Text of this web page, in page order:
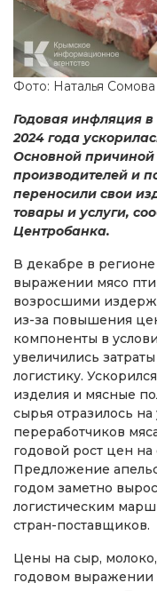
Фото: Наталья Сомова
Годовая инфляция
2024 года
Основной
производителей и
переносили свои
товары и услуги,
Центробанка.
В декабре в
выражении мясо
возросшими
из-за повышения
компоненты в
увеличились
логистику.
изделия и мясные
сырья отразилось
переработчиков
годовой рост цен
Предложение
годом заметно
логистическим
стран-поставщиков.
Цены на сыр,
годовом выражении